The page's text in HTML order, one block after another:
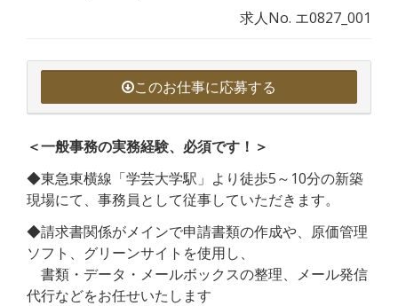
求人No. エ0827_001
このお仕事に応募する
＜一般事務の実務経験、必須です！＞
◆東急東横線「学芸大学駅」より徒歩5～10分の新築
現場にて、事務員として従事していただきます。
◆請求書関係がメインで申請書類の作成や、原価管理
ソフト、グリーンサイトを使用し、
書類・データ・メールボックスの整理、メール発信
代行などをお任せいたします